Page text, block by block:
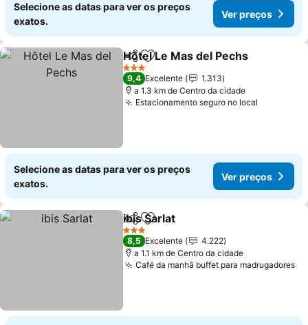
Selecione as datas para ver os preços
exatos.
Ver preços
PartilharAdicionar aos favoritos
Hôtel Le Mas del Pechs
3 Estrelas
9,4 Excelente
1.313
a 1.3 km de Centro da cidade
Estacionamento seguro no local
Selecione as datas para ver os preços
exatos.
Ver preços
PartilharAdicionar aos favoritos
ibis Sarlat
3 Estrelas
8,5 Excelente
4.222
a 1.1 km de Centro da cidade
Café da manhã buffet para madrugadores